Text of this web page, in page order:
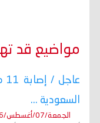
مواضيع قد
السعودية ...
الجمعة/07/أغسطس/2026 - 12:38 ص